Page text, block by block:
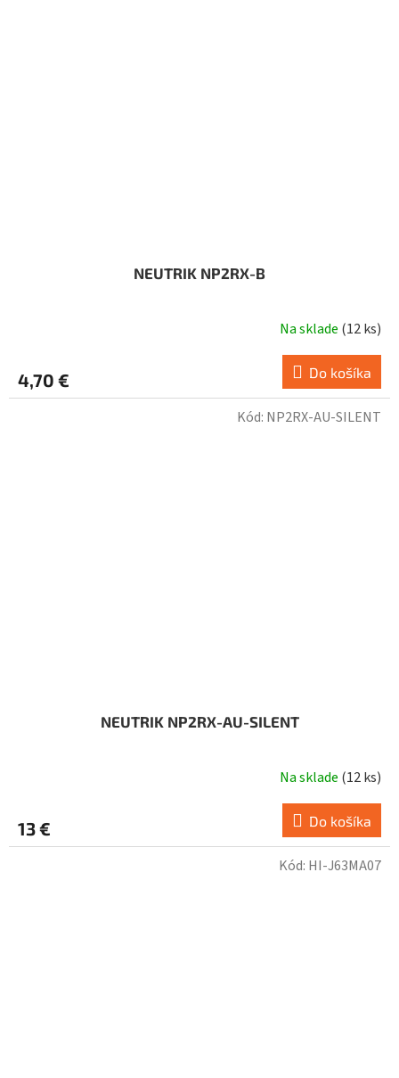
NEUTRIK NP2RX-B
Na sklade (12 ks)
4,70 € Do košíka
NEUTRIK NP2RX-AU-SILENT
Na sklade (12 ks)
13 € Do košíka
Kód: NP2RX-AU-SILENT
Kód: HI-J63MA07